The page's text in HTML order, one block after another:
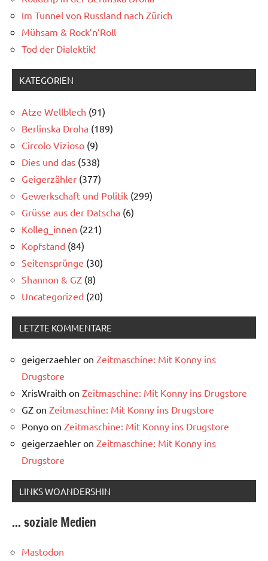
Im Tunnel von Russland nach Zürich
Mühsam & Rock’n’Roll
Tod der Dialektik!
KATEGORIEN
Atze Wellblech (91)
Berlinska Droha (189)
Circolo Vizioso (9)
Dies und das (538)
Geigerzähler (377)
Gewerkschaft und Politik (299)
Grüsse aus der Datscha (6)
Kolleg_innen (221)
Kopfstand (84)
Seitensprünge (30)
Shannon & GZ (8)
Uncategorized (20)
LETZTE KOMMENTARE
geigerzaehler on Zeitmaschine: Mit Konny ins
Drugstore
XrisWraith on Zeitmaschine: Mit Konny ins Drugstore
GZ on Zeitmaschine: Mit Konny ins Drugstore
Ponyo on Zeitmaschine: Mit Konny ins Drugstore
geigerzaehler on Zeitmaschine: Mit Konny ins
Drugstore
LINKS WOANDERSHIN
... soziale Medien
Mastodon